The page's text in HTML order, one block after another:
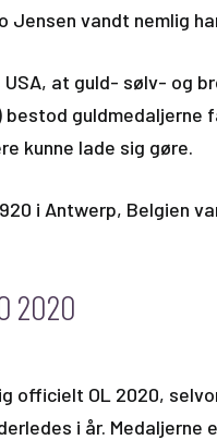
Jensen vandt nemlig
at guld- sølv- og
bestod
kunne lade sig gøre.
i Antwerp, Belgien
2020
officielt OL 2020,
i år. Medaljerne